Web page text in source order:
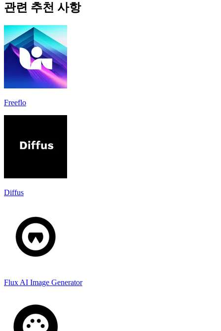
관련 추천 사항
Freeflo
Diffus
Flux AI Image Generator